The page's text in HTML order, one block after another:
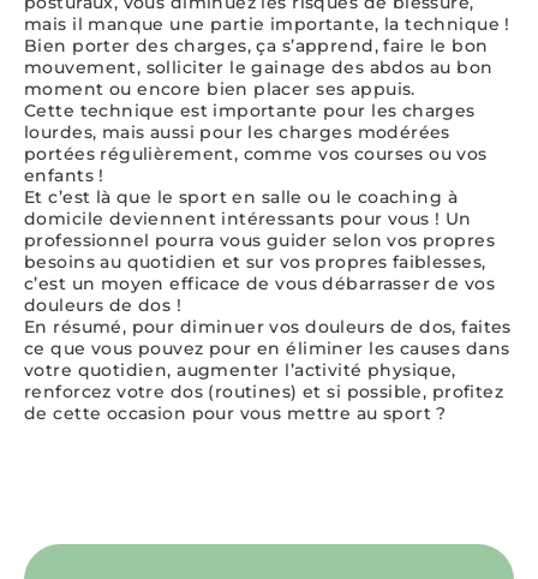
mais il manque une partie importante, la technique !
Bien porter des charges, ça s’apprend, faire le bon
mouvement, solliciter le gainage des abdos au bon
moment ou encore bien placer ses appuis.
Cette technique est importante pour les charges
lourdes, mais aussi pour les charges modérées
portées régulièrement, comme vos courses ou vos
enfants !
Et c’est là que le sport en salle ou le coaching à
domicile deviennent intéressants pour vous ! Un
professionnel pourra vous guider selon vos propres
besoins au quotidien et sur vos propres faiblesses,
c’est un moyen efficace de vous débarrasser de vos
douleurs de dos !
En résumé, pour diminuer vos douleurs de dos, faites
ce que vous pouvez pour en éliminer les causes dans
votre quotidien, augmenter l’activité physique,
renforcez votre dos (routines) et si possible, profitez
de cette occasion pour vous mettre au sport ?